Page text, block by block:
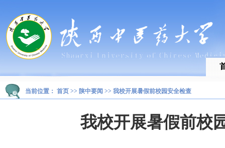
当前位置： 首页 >> 陕中要闻 >> 我校开展暑假前校园安全检查
我校开展暑假前校